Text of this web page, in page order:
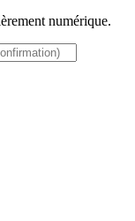
numérique.